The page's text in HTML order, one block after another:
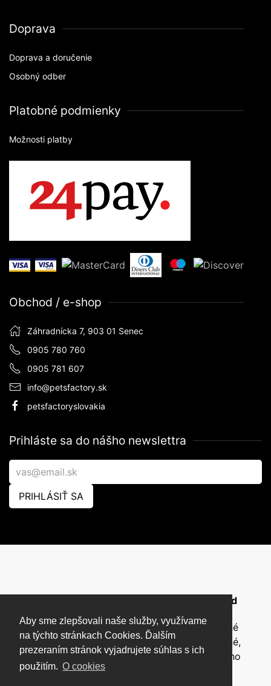
Aby sme zlepšovali naše služby, využívame
na týchto stránkach Cookies. Ďalším
prezeraním stránok vyjadrujete súhlas s ich
použitím. O cookies
Doprava
Doprava a doručenie
Osobný odber
Platobné podmienky
Možnosti platby
Obchod / e-shop
Záhradnícka 7, 903 01 Senec
0905 780 760
0905 781 607
info@petsfactory.sk
petsfactoryslovakia
Prihláste sa do nášho newslettra
PRIHLÁSIŤ SA
© 2026 Pet's Factory - All Rights Reserved
Táto stránka a všetky jej súčasti sú chránené
autorským zákonom a nesmú byť kopírované,
rozmnožované ani inak šírené bez písomného
súhlasu autora.